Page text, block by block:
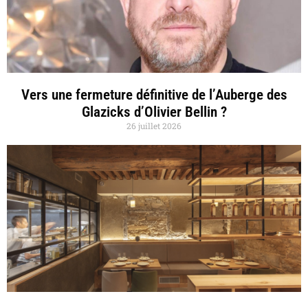
Vers une fermeture définitive de l’Auberge des
Glazicks d’Olivier Bellin ?
26 juillet 2026